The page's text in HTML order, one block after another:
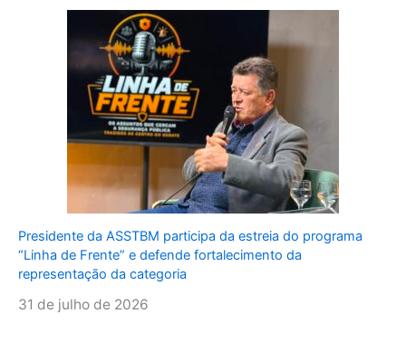
Presidente da ASSTBM participa da estreia do programa
“Linha de Frente” e defende fortalecimento da
representação da categoria
31 de julho de 2026